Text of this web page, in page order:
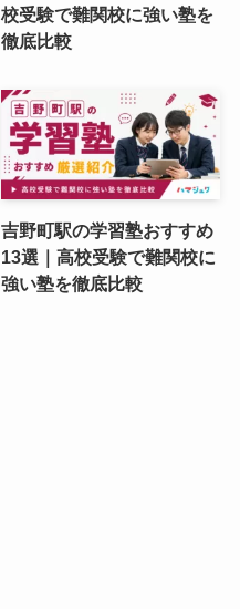
校受験で難関校に強い塾を
徹底比較
吉野町駅の学習塾おすすめ
13選｜高校受験で難関校に
強い塾を徹底比較